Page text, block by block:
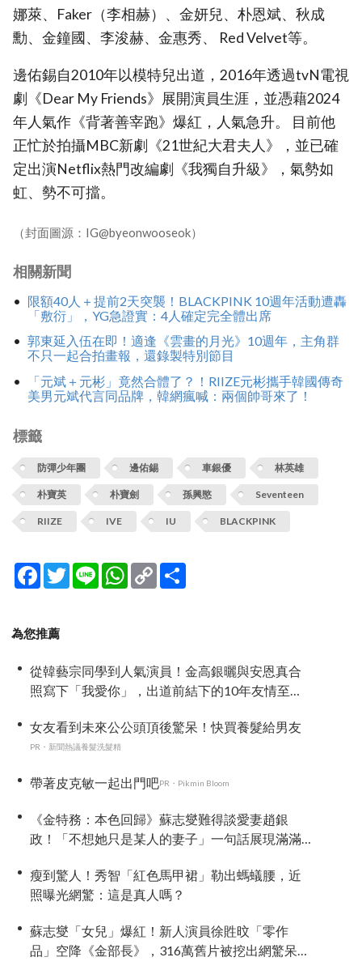
娜萊、Faker（李相赫）、金妍兒、朴恩斌、秋成
勳、金鐘國、李浚赫、金惠秀、 Red Velvet等。
邊佑錫自2010年以模特兒出道，2016年透過tvN電視
劇《Dear My Friends》展開演員生涯，並憑藉2024
年人氣作《背著善宰跑》爆紅，人氣急升。 目前他
正忙於拍攝MBC新劇《21世紀大君夫人》，並已確
定出演Netflix熱門改編劇《我獨自升級》，氣勢如
虹、勢不可擋。
（封面圖源：IG@byeonwooseok）
相關新聞
限額40人＋提前2天突襲！BLACKPINK 10週年活動遭轟
「敷衍」，YG急證實：4人確定完全體出席
郭東延入伍在即！適逢《雲畫的月光》10週年，主角群
不只一起合拍畫報，還錄製特別節目
「元斌＋元彬」竟然合體了？！RIIZE元彬攜手韓國傳奇
美男元斌代言同品牌，韓網瘋喊：兩個帥哥來了！
標籤
防彈少年團 邊佑錫 車銀優 林英雄
朴寶英 朴寶劍 孫興愍 Seventeen
RIIZE IVE IU BLACKPINK
Facebook
TwitterLine WhatsApp
Copy
Link
為您推薦
從韓藝宗同學到人氣演員！金高銀曬與安恩真合
照寫下「我愛你」，出道前結下的10年友情至今
女友看到未來公公頭頂後驚呆！快買養髮給男友
PR・新聞熱議養髮洗髮精
帶著皮克敏一起出門吧PR・Pikmin Bloom
《金特務：本色回歸》蘇志燮難得談愛妻趙銀
政！「不想她只是某人的妻子」一句話展現滿滿
瘦到驚人！秀智「紅色馬甲裙」勒出螞蟻腰，近
照曝光網驚：這是真人嗎？
蘇志燮「女兒」爆紅！新人演員徐貹旼「零作
品」空降《金部長》，316萬舊片被挖出網驚呆：